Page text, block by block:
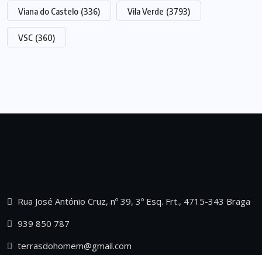
Viana do Castelo (336) Vila Verde (3793)
VSC (360)
Rua José António Cruz, nº 39, 3º Esq. Frt., 4715-343 Braga
939 850 787
terrasdohomem@gmail.com